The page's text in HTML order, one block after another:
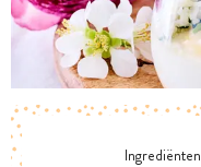
Ingrediënten